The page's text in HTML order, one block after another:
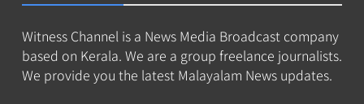
Witness Channel is a News Media Broadcast company
based on Kerala. We are a group freelance journalists.
We provide you the latest Malayalam News updates.